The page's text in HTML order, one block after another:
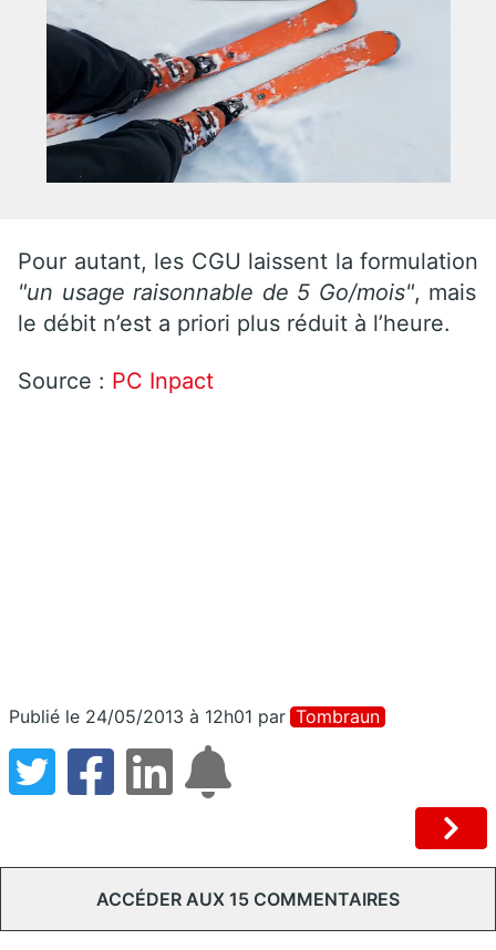
Pour autant, les CGU laissent la formulation
"un usage raisonnable de 5 Go/mois", mais
le débit n’est a priori plus réduit à l’heure.
Source : PC Inpact
Publié le 24/05/2013 à 12h01 par Tombraun
ACCÉDER AUX 15 COMMENTAIRES